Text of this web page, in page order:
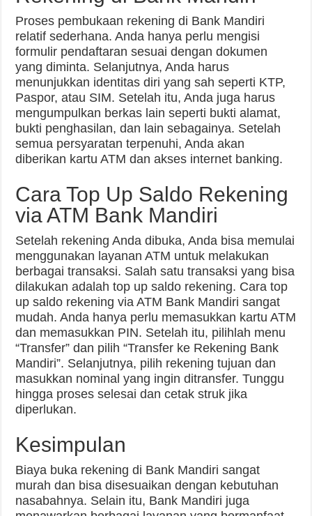
Proses pembukaan rekening di Bank Mandiri
relatif sederhana. Anda hanya perlu mengisi
formulir pendaftaran sesuai dengan dokumen
yang diminta. Selanjutnya, Anda harus
menunjukkan identitas diri yang sah seperti KTP,
Paspor, atau SIM. Setelah itu, Anda juga harus
mengumpulkan berkas lain seperti bukti alamat,
bukti penghasilan, dan lain sebagainya. Setelah
semua persyaratan terpenuhi, Anda akan
diberikan kartu ATM dan akses internet banking.
Cara Top Up Saldo Rekening
via ATM Bank Mandiri
Setelah rekening Anda dibuka, Anda bisa memulai
menggunakan layanan ATM untuk melakukan
berbagai transaksi. Salah satu transaksi yang bisa
dilakukan adalah top up saldo rekening. Cara top
up saldo rekening via ATM Bank Mandiri sangat
mudah. Anda hanya perlu memasukkan kartu ATM
dan memasukkan PIN. Setelah itu, pilihlah menu
“Transfer” dan pilih “Transfer ke Rekening Bank
Mandiri”. Selanjutnya, pilih rekening tujuan dan
masukkan nominal yang ingin ditransfer. Tunggu
hingga proses selesai dan cetak struk jika
diperlukan.
Kesimpulan
Biaya buka rekening di Bank Mandiri sangat
murah dan bisa disesuaikan dengan kebutuhan
nasabahnya. Selain itu, Bank Mandiri juga